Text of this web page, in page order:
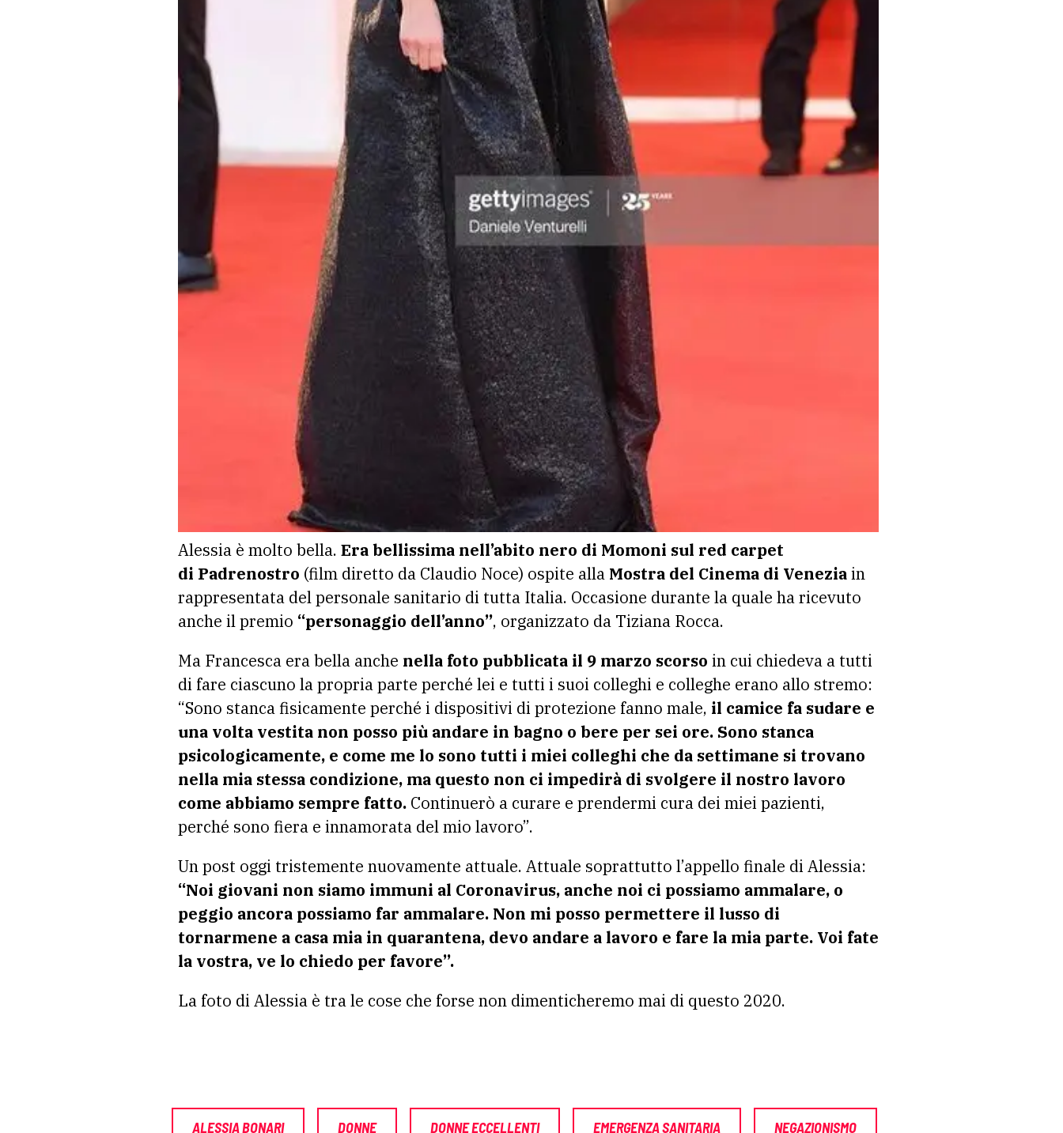
Alessia è molto bella. Era bellissima nell’abito nero di Momoni sul red carpet
di Padrenostro (film diretto da Claudio Noce) ospite alla Mostra del Cinema di Veneziain
rappresentata del personale sanitario di tutta Italia. Occasione durante la quale ha ricevuto
anche il premio “personaggio dell’anno”, organizzato da Tiziana Rocca.
Ma Francesca era bella anche nella foto pubblicata il 9 marzo scorso in cui chiedeva a tutti
di fare ciascuno la propria parte perché lei e tutti i suoi colleghi e colleghe erano allo stremo:
“Sono stanca fisicamente perché i dispositivi di protezione fanno male, il camice fa sudare e
una volta vestita non posso più andare in bagno o bere per sei ore. Sono stanca
psicologicamente, e come me lo sono tutti i miei colleghi che da settimane si trovano
nella mia stessa condizione, ma questo non ci impedirà di svolgere il nostro lavoro
come abbiamo sempre fatto. Continuerò a curare e prendermi cura dei miei pazienti,
perché sono fiera e innamorata del mio lavoro”.
Un post oggi tristemente nuovamente attuale. Attuale soprattutto l’appello finale di Alessia:
“Noi giovani non siamo immuni al Coronavirus, anche noi ci possiamo ammalare, o
peggio ancora possiamo far ammalare. Non mi posso permettere il lusso di
tornarmene a casa mia in quarantena, devo andare a lavoro e fare la mia parte. Voi fate
la vostra, ve lo chiedo per favore”.
La foto di Alessia è tra le cose che forse non dimenticheremo mai di questo 2020.
ALESSIA BONARI DONNE DONNE ECCELLENTI EMERGENZA SANITARIA NEGAZIONISMO